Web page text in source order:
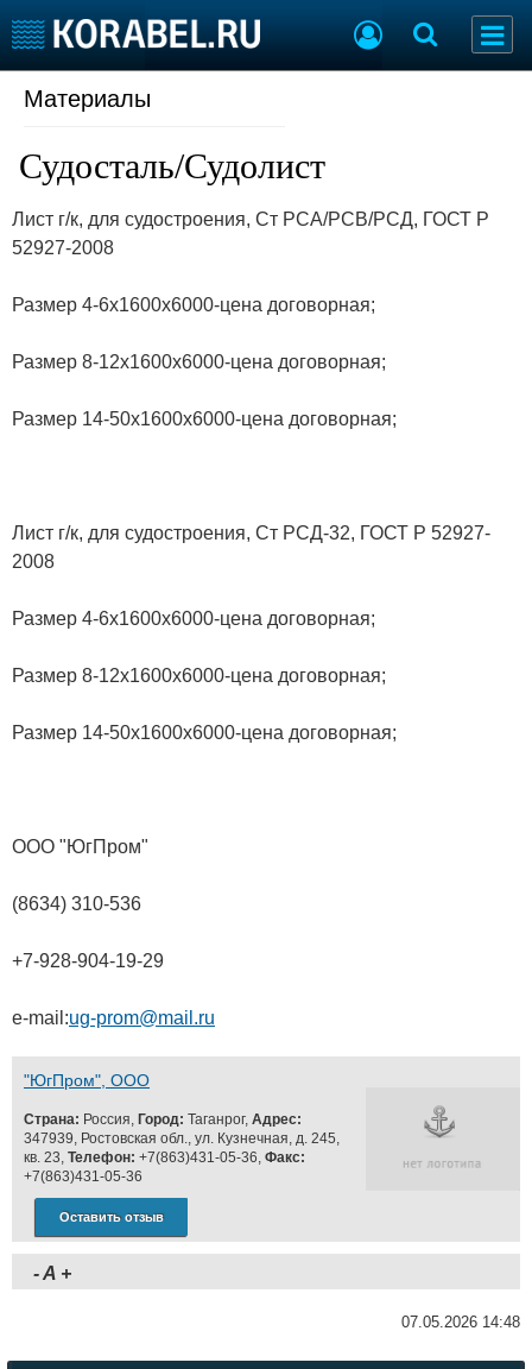
Судостроение
Новости
Репутация
Работа
Журнал
Продажа флота
Изделия
Конференции
Флот
Все службы
Материалы
Судосталь/Судолист
Лист г/к, для судостроения, Ст РСА/РСВ/РСД, ГОСТ Р
52927-2008
Размер 4-6х1600х6000-цена договорная;
Размер 8-12х1600х6000-цена договорная;
Размер 14-50х1600х6000-цена договорная;
Лист г/к, для судостроения, Ст РСД-32, ГОСТ Р 52927-
2008
Размер 4-6х1600х6000-цена договорная;
Размер 8-12х1600х6000-цена договорная;
Размер 14-50х1600х6000-цена договорная;
ООО "ЮгПром"
(8634) 310-536
+7-928-904-19-29
e-mail:ug-prom@mail.ru
"ЮгПром", ООО
Страна: Россия, Город: Таганрог, Адрес:
347939, Ростовская обл., ул. Кузнечная, д. 245,
кв. 23, Телефон: +7(863)431-05-36, Факс:
+7(863)431-05-36
Оставить отзыв
-A +
07.05.2026 14:48